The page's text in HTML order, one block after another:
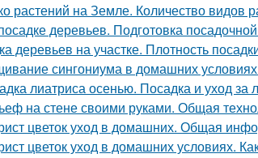
растений на Земле. Количество видов
деревьев. Подготовка
деревьев на участке. Плотность
сингониума в домашних
лиатриса осенью. Посадка и уход за
на стене своими руками. Общая
цветок уход в домашних. Общая
цветок уход в домашних условиях.